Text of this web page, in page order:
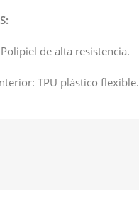
de alta resistencia.
TPU plástico flexible.